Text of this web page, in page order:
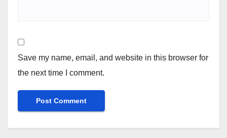
Save my name, email, and website in this browser for
the next time I comment.